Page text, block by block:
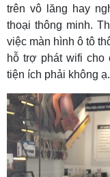
trên vô lăng hay
thoại thông minh.
việc màn hình ô tô
hỗ trợ phát wifi cho
tiện ích phải không ạ.